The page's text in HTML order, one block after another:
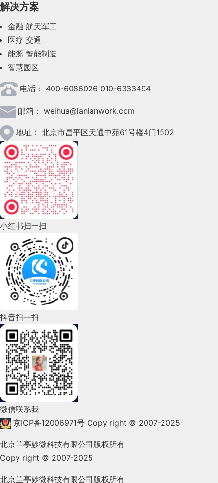
2023年7月(62)
2023年6月(58)
2023年5月(28)
2023年4月(47)
2023年3月(37)
2023年2月(90)
2023年1月(78)
2022年12月(45)
2022年11月(69)
2022年10月(51)
2022年9月(135)
2022年8月(60)
2022年7月(111)
2022年6月(162)
2022年5月(143)
2022年4月(86)
2022年3月(119)
2022年2月(53)
2022年1月(99)
2021年12月(105)
2021年9月(153)
2021年8月(147)
解决方案
金融 航天军工
医疗 交通
能源 智能制造
智慧园区
电话： 400-6086026 010-6333494
邮箱： weihua@lanlanwork.com
地址： 北京市昌平区天通中苑61号楼4门1502
小红书扫一扫
抖音扫一扫
微信联系我
京ICP备12006971号 Copy right © 2007-2025
北京兰亭妙微科技有限公司版权所有
Copy right © 2007-2025
北京兰亭妙微科技有限公司版权所有